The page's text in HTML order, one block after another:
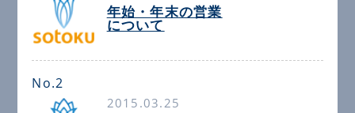
年始・年末の営業
について
No.2
2015.03.25